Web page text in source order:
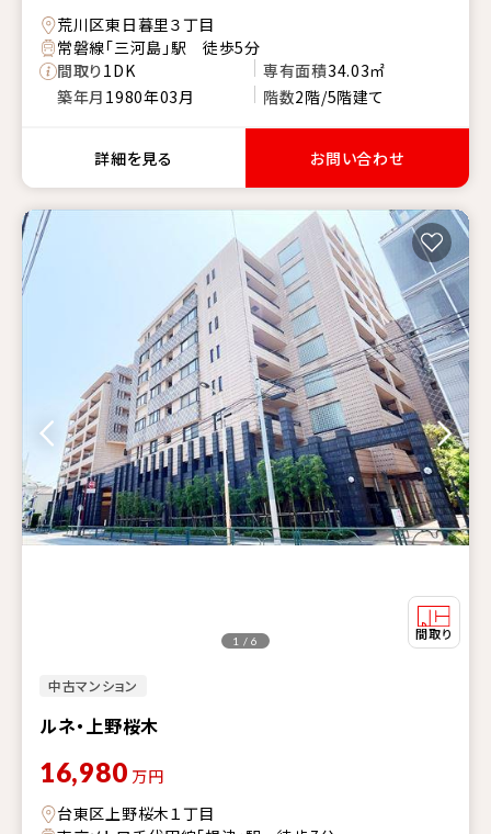
荒川区東日暮里３丁目
常磐線「三河島」駅 徒歩5分
間取り1DK 専有面積34.03㎡
築年月 1980年03月 階数2階/5階建て
詳細を見る お問い合わせ
中古マンション
ルネ・上野桜木
1 / 6
16,980 万円
台東区上野桜木１丁目